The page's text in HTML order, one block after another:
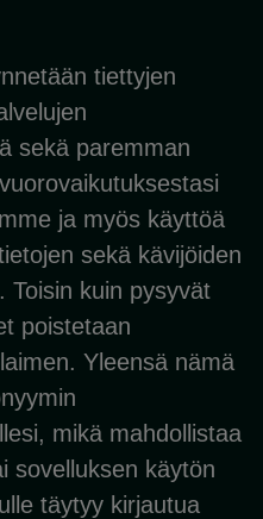
tiettyjen
sekä paremman
ja myös käyttöä
sekä kävijöiden
Toisin kuin pysyvät
poistetaan
Yleensä nämä
mikä mahdollistaa
sovelluksen käytön
täytyy kirjautua